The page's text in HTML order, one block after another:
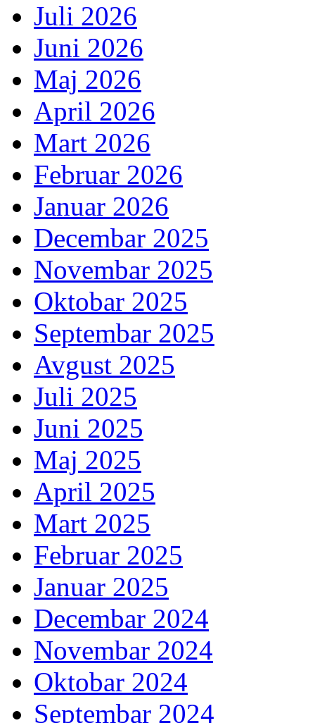
Juli 2026
Juni 2026
Maj 2026
April 2026
Mart 2026
Februar 2026
Januar 2026
Decembar 2025
Novembar 2025
Oktobar 2025
Septembar 2025
Avgust 2025
Juli 2025
Juni 2025
Maj 2025
April 2025
Mart 2025
Februar 2025
Januar 2025
Decembar 2024
Novembar 2024
Oktobar 2024
Septembar 2024